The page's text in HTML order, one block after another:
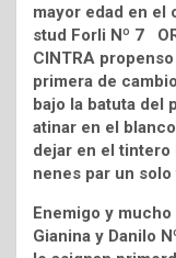
mayor edad en el
stud Forli Nº 7
CINTRA
primera de
bajo la batuta del
atinar en el
dejar en el
nenes par un
Enemigo y
Gianina y Danilo